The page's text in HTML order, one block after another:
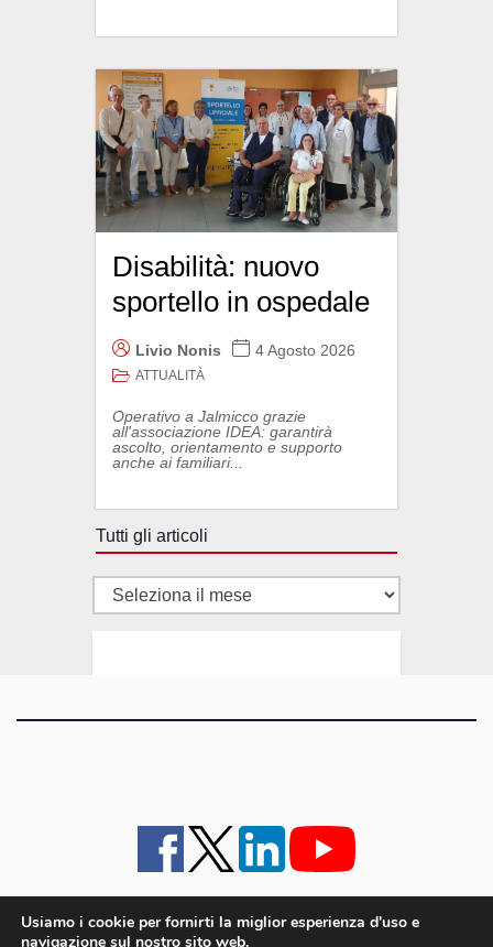
Disabilità: nuovo
sportello in ospedale
Livio Nonis 4 Agosto 2026
ATTUALITÀ
Operativo a Jalmicco grazie
all'associazione IDEA: garantirà
ascolto, orientamento e supporto
anche ai familiari...
Tutti gli articoli
Tutti
Usiamo i cookie per fornirti la miglior esperienza d'uso e
navigazione sul nostro sito web.